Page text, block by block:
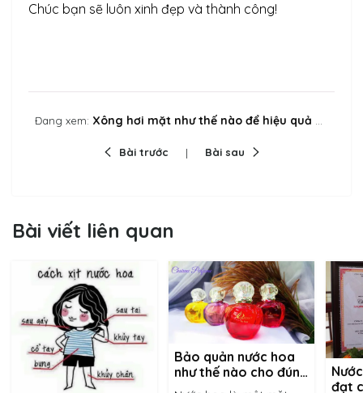
Chúc bạn sẽ luôn xinh đẹp và thành công!
Đang xem: Xông hơi mặt như thế nào để hiệu quả mà không hư hại da?
Bài trước Bài sau
Bài viết liên quan
Bảo quản nước hoa
như thế nào cho đúng
cách
đạt